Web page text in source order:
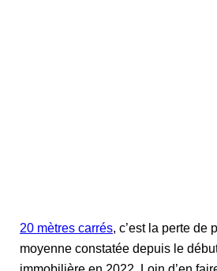
20 mètres carrés, c’est la perte de
moyenne constatée depuis le